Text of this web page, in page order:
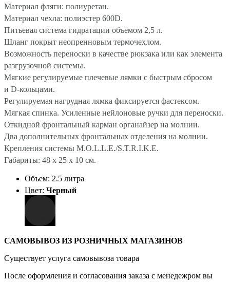
Материал фляги: полиуретан.
Материал чехла: полиэстер 600D.
Питьевая система гидратации объемом 2,5 л.
Шланг покрыт неопренновым термочехлом.
Возможность переноски в качестве рюкзака или как элемента
разгрузочной системы.
Мягкие регулируемые плечевые лямки с быстрым сбросом
и D-кольцами.
Регулируемая нагрудная лямка фиксируется фастексом.
Мягкая спинка. Усиленные нейлоновые ручки для переноски.
Откидной фронтальный карман органайзер на молнии.
Два дополнительных фронтальных отделения на молнии.
Крепления системы M.O.L.L.E./S.T.R.I.K.E.
Габариты: 48 х 25 х 10 см.
Объем: 2.5 литра
Цвет: Черный
САМОВЫВОЗ ИЗ РОЗНИЧНЫХ МАГАЗИНОВ
Существует услуга самовывоза товара
После оформления и согласования заказа с менедежром вы